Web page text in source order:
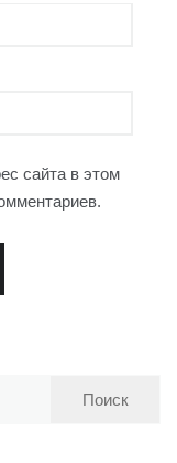
сайта в этом